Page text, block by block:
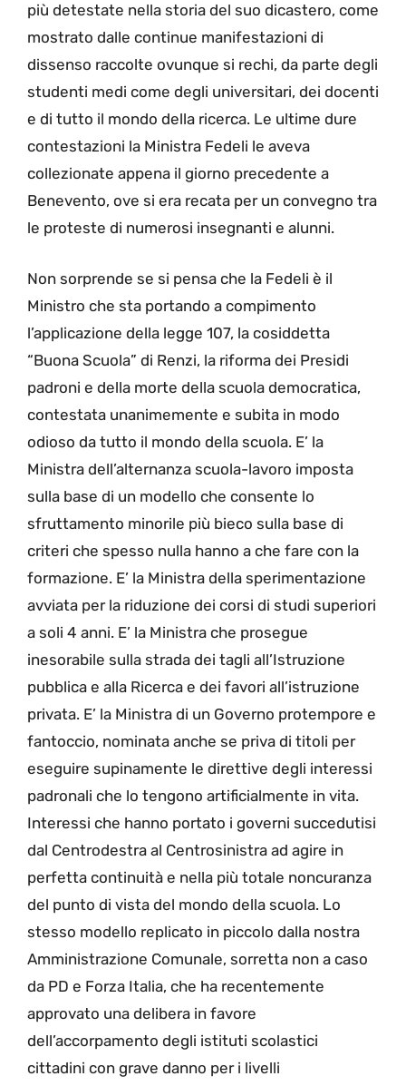
più detestate nella storia del suo dicastero, come
mostrato dalle continue manifestazioni di
dissenso raccolte ovunque si rechi, da parte degli
studenti medi come degli universitari, dei docenti
e di tutto il mondo della ricerca. Le ultime dure
contestazioni la Ministra Fedeli le aveva
collezionate appena il giorno precedente a
Benevento, ove si era recata per un convegno tra
le proteste di numerosi insegnanti e alunni.
Non sorprende se si pensa che la Fedeli è il
Ministro che sta portando a compimento
l’applicazione della legge 107, la cosiddetta
“Buona Scuola” di Renzi, la riforma dei Presidi
padroni e della morte della scuola democratica,
contestata unanimemente e subita in modo
odioso da tutto il mondo della scuola. E’ la
Ministra dell’alternanza scuola-lavoro imposta
sulla base di un modello che consente lo
sfruttamento minorile più bieco sulla base di
criteri che spesso nulla hanno a che fare con la
formazione. E’ la Ministra della sperimentazione
avviata per la riduzione dei corsi di studi superiori
a soli 4 anni. E’ la Ministra che prosegue
inesorabile sulla strada dei tagli all’Istruzione
pubblica e alla Ricerca e dei favori all’istruzione
privata. E’ la Ministra di un Governo protempore e
fantoccio, nominata anche se priva di titoli per
eseguire supinamente le direttive degli interessi
padronali che lo tengono artificialmente in vita.
Interessi che hanno portato i governi succedutisi
dal Centrodestra al Centrosinistra ad agire in
perfetta continuità e nella più totale noncuranza
del punto di vista del mondo della scuola. Lo
stesso modello replicato in piccolo dalla nostra
Amministrazione Comunale, sorretta non a caso
da PD e Forza Italia, che ha recentemente
approvato una delibera in favore
dell’accorpamento degli istituti scolastici
cittadini con grave danno per i livelli